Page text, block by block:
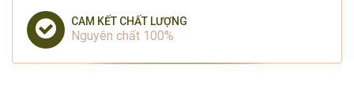
CAM KẾT CHẤT LƯỢNG
Nguyên chất 100%